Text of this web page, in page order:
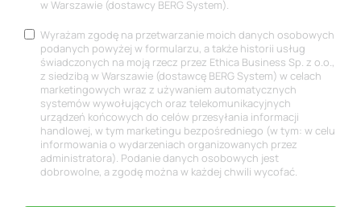
w Warszawie (dostawcy BERG System).
Marketing
Wyrażam zgodę na przetwarzanie moich danych osobowych
podanych powyżej w formularzu, a także historii usług
świadczonych na moją rzecz przez Ethica Business Sp. z o.o.,
z siedzibą w Warszawie (dostawcę BERG System) w celach
marketingowych wraz z używaniem automatycznych
systemów wywołujących oraz telekomunikacyjnych
urządzeń końcowych do celów przesyłania informacji
handlowej, w tym marketingu bezpośredniego (w tym: w celu
informowania o wydarzeniach organizowanych przez
administratora). Podanie danych osobowych jest
dobrowolne, a zgodę można w każdej chwili wycofać.